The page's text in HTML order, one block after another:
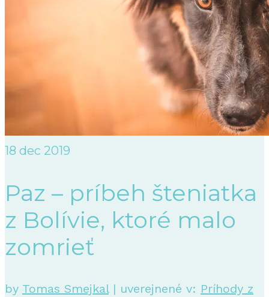
18 dec 2019
Paz – príbeh šteniatka
z Bolívie, ktoré malo
zomrieť
by Tomas Smejkal| uverejnené v: Príhody z